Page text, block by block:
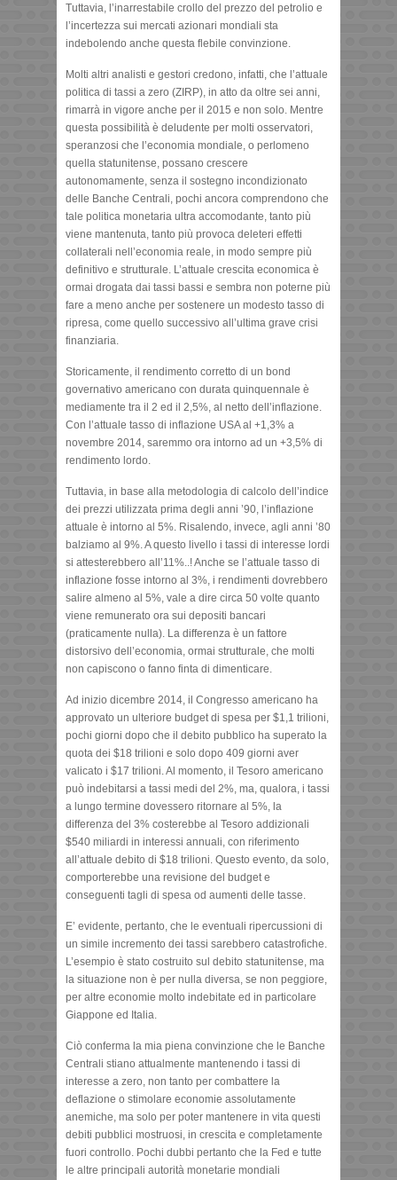
Tuttavia, l’inarrestabile crollo del prezzo del petrolio e
l’incertezza sui mercati azionari mondiali sta
indebolendo anche questa flebile convinzione.
Molti altri analisti e gestori credono, infatti, che l’attuale
politica di tassi a zero (ZIRP), in atto da oltre sei anni,
rimarrà in vigore anche per il 2015 e non solo. Mentre
questa possibilità è deludente per molti osservatori,
speranzosi che l’economia mondiale, o perlomeno
quella statunitense, possano crescere
autonomamente, senza il sostegno incondizionato
delle Banche Centrali, pochi ancora comprendono che
tale politica monetaria ultra accomodante, tanto più
viene mantenuta, tanto più provoca deleteri effetti
collaterali nell’economia reale, in modo sempre più
definitivo e strutturale. L’attuale crescita economica è
ormai drogata dai tassi bassi e sembra non poterne più
fare a meno anche per sostenere un modesto tasso di
ripresa, come quello successivo all’ultima grave crisi
finanziaria.
Storicamente, il rendimento corretto di un bond
governativo americano con durata quinquennale è
mediamente tra il 2 ed il 2,5%, al netto dell’inflazione.
Con l’attuale tasso di inflazione USA al +1,3% a
novembre 2014, saremmo ora intorno ad un +3,5% di
rendimento lordo.
Tuttavia, in base alla metodologia di calcolo dell’indice
dei prezzi utilizzata prima degli anni ’90, l’inflazione
attuale è intorno al 5%. Risalendo, invece, agli anni ’80
balziamo al 9%. A questo livello i tassi di interesse lordi
si attesterebbero all’11%..! Anche se l’attuale tasso di
inflazione fosse intorno al 3%, i rendimenti dovrebbero
salire almeno al 5%, vale a dire circa 50 volte quanto
viene remunerato ora sui depositi bancari
(praticamente nulla). La differenza è un fattore
distorsivo dell’economia, ormai strutturale, che molti
non capiscono o fanno finta di dimenticare.
Ad inizio dicembre 2014, il Congresso americano ha
approvato un ulteriore budget di spesa per $1,1 trilioni,
pochi giorni dopo che il debito pubblico ha superato la
quota dei $18 trilioni e solo dopo 409 giorni aver
valicato i $17 trilioni. Al momento, il Tesoro americano
può indebitarsi a tassi medi del 2%, ma, qualora, i tassi
a lungo termine dovessero ritornare al 5%, la
differenza del 3% costerebbe al Tesoro addizionali
$540 miliardi in interessi annuali, con riferimento
all’attuale debito di $18 trilioni. Questo evento, da solo,
comporterebbe una revisione del budget e
conseguenti tagli di spesa od aumenti delle tasse.
E’ evidente, pertanto, che le eventuali ripercussioni di
un simile incremento dei tassi sarebbero catastrofiche.
L’esempio è stato costruito sul debito statunitense, ma
la situazione non è per nulla diversa, se non peggiore,
per altre economie molto indebitate ed in particolare
Giappone ed Italia.
Ciò conferma la mia piena convinzione che le Banche
Centrali stiano attualmente mantenendo i tassi di
interesse a zero, non tanto per combattere la
deflazione o stimolare economie assolutamente
anemiche, ma solo per poter mantenere in vita questi
debiti pubblici mostruosi, in crescita e completamente
fuori controllo. Pochi dubbi pertanto che la Fed e tutte
le altre principali autorità monetarie mondiali